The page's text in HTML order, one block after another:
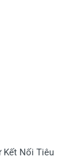
Kết Nối Tiêu